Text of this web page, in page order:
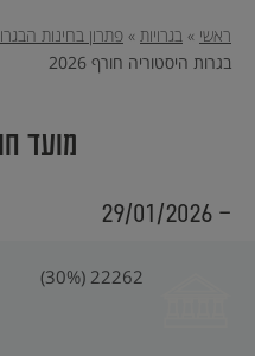
ראשי » בגרויות » פתרון בחינות
בגרות היסטוריה חורף 2026
מועד
- 29/01/2026
22262 (30%)